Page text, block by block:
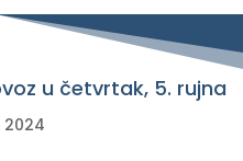
u četvrtak, 5. rujna
2024